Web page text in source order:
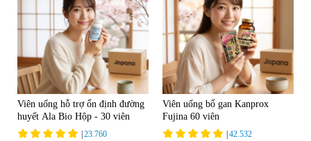
Viên uống hỗ trợ ổn định đường
huyết Ala Bio Hộp - 30 viên
|23.760
Viên uống bổ gan Kanprox
Fujina 60 viên
|42.532